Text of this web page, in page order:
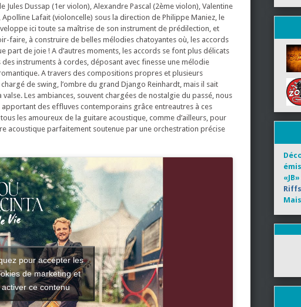
Jules Dussap (1er violon), Alexandre Pascal (2ème violon), Valentine
Lafait (violoncelle) sous la direction de Philippe Maniez, le
ici toute sa maîtrise de son instrument de prédilection, et
faire, à construire de belles mélodies chatoyantes où, les accords
part de joie ! A d’autres moments, les accords se font plus délicats
instruments à cordes, déposant avec finesse une mélodie
A travers des compositions propres et plusieurs
de swing, l’ombre du grand Django Reinhardt, mais il sait
Les ambiances, souvent chargées de nostalgie du passé, nous
apportant des effluves contemporains grâce entreautres à ces
les amoureux de la guitare acoustique, comme d’ailleurs, pour
acoustique parfaitement soutenue par une orchestration précise
pour accepter les
de marketing et
activer ce contenu
Riffs